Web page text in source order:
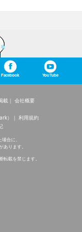
Facebook YouTube
載
会社概要
）
利用規約
合に、
ります。
載を禁じます。